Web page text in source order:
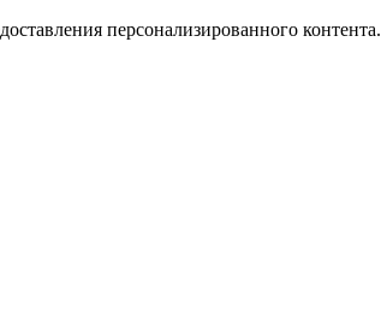
персонализированного контента.